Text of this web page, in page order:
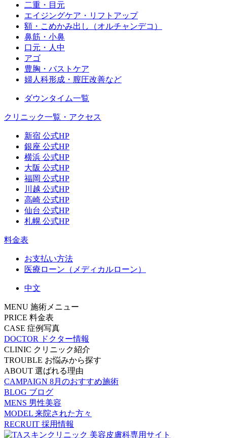
二重・目元
エイジングケア・リフトアップ
額・こめかみ出し（オルチャンデコ）
鼻筋・小鼻
口元・人中
アゴ
豊胸・バストケア
婦人科形成・膣圧改善など
ダウンタイム一覧
クリニック一覧・アクセス
新宿 公式HP
銀座 公式HP
横浜 公式HP
大阪 公式HP
福岡 公式HP
川越 公式HP
高崎 公式HP
仙台 公式HP
札幌 公式HP
料金表
お支払い方法
医療ローン（メディカルローン）
中文
MENU 施術メニュー
PRICE 料金表
CASE 症例写真
DOCTOR
ドクター情報
CLINIC クリニック紹介
TROUBLE お悩みから探す
ABOUT 選ばれる理由
CAMPAIGN 8月のおすすめ施術
BLOG ブログ
MENS 男性美容
MODEL 来院された方々
RECRUIT 採用情報